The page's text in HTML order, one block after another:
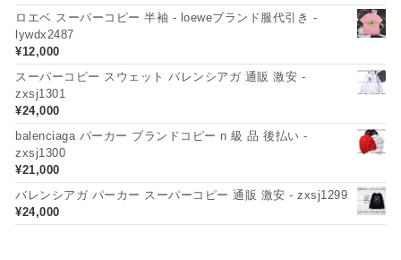
ロエベ スーパーコピー 半袖 - loeweブランド服代引き -
lywdx2487
¥12,000
スーパーコピー スウェット バレンシアガ 通販 激安 -
zxsj1301
¥24,000
balenciaga パーカー ブランドコピー n 級 品 後払い -
zxsj1300
¥21,000
バレンシアガ パーカー スーパーコピー 通販 激安 - zxsj1299
¥24,000